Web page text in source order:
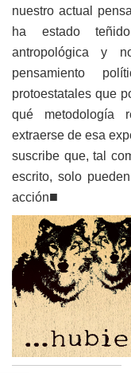
nuestro actual
ha estado
antropológica y
pensamiento
protoestatales que
qué metodología
extraerse de esa
suscribe que, tal
escrito, solo
acción■